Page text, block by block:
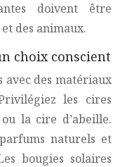
doivent être
des animaux.
choix conscient
avec des matériaux
les cires
la cire d’abeille.
naturels et
bougies solaires